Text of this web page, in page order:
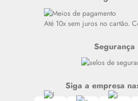
Siga nosso canal no Whatsapp
Até 10x sem juros no cartão.
Segurança
Siga a empresa